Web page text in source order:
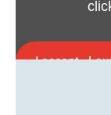
I accept -